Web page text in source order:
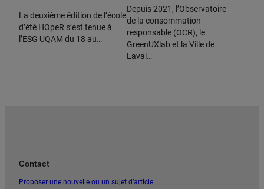
La deuxième édition de l’école
d’été HOpeR s’est tenue à
l’ESG UQAM du 18 au…
Depuis 2021, l’Observatoire
de la consommation
responsable (OCR), le
GreenUXlab et la Ville de
Laval…
Contact
Proposer une nouvelle ou un sujet d’article